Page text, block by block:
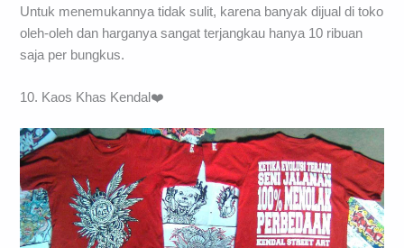
Untuk menemukannya tidak sulit, karena banyak dijual di toko
oleh-oleh dan harganya sangat terjangkau hanya 10 ribuan
saja per bungkus.
10. Kaos Khas Kendal❤️